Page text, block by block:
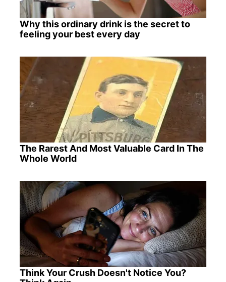
Why this ordinary drink is the secret to
feeling your best every day
The Rarest And Most Valuable Card In The
Whole World
Think Your Crush Doesn't Notice You?